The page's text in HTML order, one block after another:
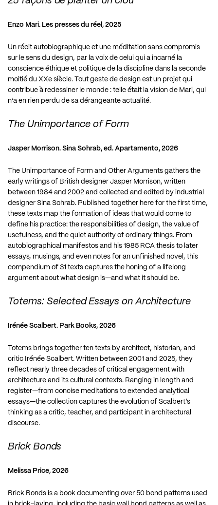
Enzo Mari. Les presses du réel, 2025
Un récit autobiographique et une méditation sans compromis
sur le sens du design, par la voix de celui qui a incarné la
conscience éthique et politique de la discipline dans la seconde
moitié du XXe siècle. Tout geste de design est un projet qui
contribue à redessiner le monde : telle était la vision de Mari, qui
n’a en rien perdu de sa dérangeante actualité.
The Unimportance of Form
Jasper Morrison. Sina Sohrab, ed. Apartamento, 2026
The Unimportance of Form and Other Arguments gathers the
early writings of British designer Jasper Morrison, written
between 1984 and 2002 and collected and edited by industrial
designer Sina Sohrab. Published together here for the first time,
these texts map the formation of ideas that would come to
define his practice: the responsibilities of design, the value of
usefulness, and the quiet authority of ordinary things. From
autobiographical manifestos and his 1985 RCA thesis to later
essays, musings, and even notes for an unfinished novel, this
compendium of 31 texts captures the honing of a lifelong
argument about what design is—and what it should be.
Totems: Selected Essays on Architecture
Irénée Scalbert. Park Books, 2026
Totems brings together ten texts by architect, historian, and
critic Irénée Scalbert. Written between 2001 and 2025, they
reflect nearly three decades of critical engagement with
architecture and its cultural contexts. Ranging in length and
register—from concise meditations to extended analytical
essays—the collection captures the evolution of Scalbert’s
thinking as a critic, teacher, and participant in architectural
discourse.
Brick Bonds
Melissa Price, 2026
Brick Bonds is a book documenting over 50 bond patterns used